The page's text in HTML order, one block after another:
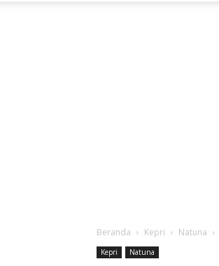
Beranda Kepri Natuna
Kepri Natuna